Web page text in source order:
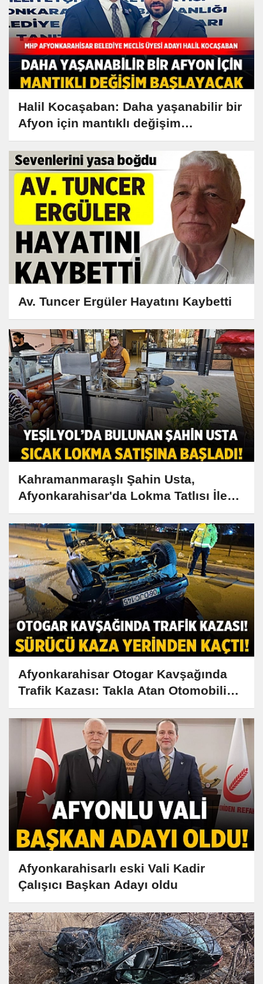
Halil Kocaşaban: Daha yaşanabilir bir
Afyon için mantıklı değişim
başlayacak
Av. Tuncer Ergüler Hayatını Kaybetti
Kahramanmaraşlı Şahin Usta,
Afyonkarahisar'da Lokma Tatlısı İle
Damakları Şenlendiriyor
Afyonkarahisar Otogar Kavşağında
Trafik Kazası: Takla Atan Otomobilin
Sürücüsü Kaçtı!
Afyonkarahisarlı eski Vali Kadir
Çalışıcı Başkan Adayı oldu